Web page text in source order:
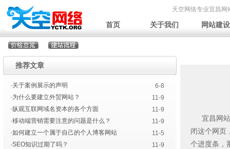
天空网络专业宜昌网
首页 关于我们 网站建设
推荐文章
·关于案例展示的声明
6-8
·为什么要建立外贸网站？
11-9
·纵观互联网域名资本的各个方面
11-9
·移动端营销需要注意的问题是什么？
11-9
·如何建立一个属于自己的个人博客网站
11-5
·SEO知识过期了吗？
11-9
宜昌网站
闭这个网页
个进度条，